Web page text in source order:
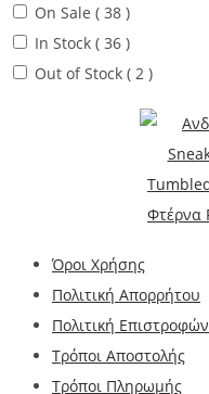
On Sale ( 38 )
In Stock ( 36 )
Out of Stock ( 2 )
Όροι Χρήσης
Πολιτική Απορρήτου
Πολιτική Επιστροφών
Τρόποι Αποστολής
Τρόποι Πληρωμής